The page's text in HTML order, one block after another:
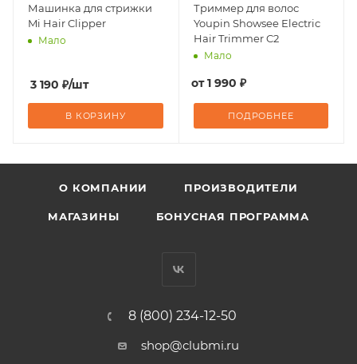
Машинка для стрижки
Mi Hair Clipper
Мало
3 190 ₽/шт
В КОРЗИНУ
Триммер для волос
Youpin Showsee Electric
Hair Trimmer C2
Мало
от1 990 ₽
ПОДРОБНЕЕ
О КОМПАНИИ ПРОИЗВОДИТЕЛИ
МАГАЗИНЫ БОНУСНАЯ ПРОГРАММА
8 (800) 234-12-50
shop@clubmi.ru